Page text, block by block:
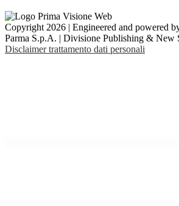
Copyright 2026 | Engineered and powered
Parma S.p.A. | Divisione Publishing & New
Disclaimer trattamento dati personali